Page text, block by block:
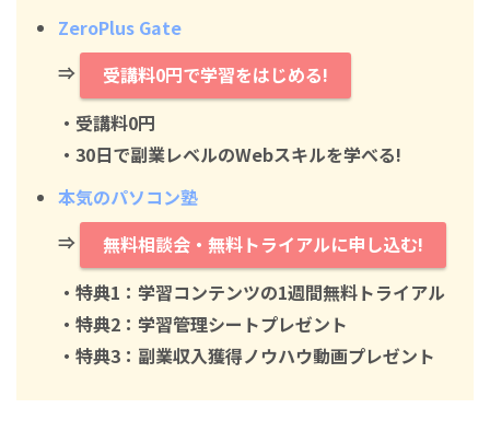
ZeroPlus Gate
⇒
受講料0円で学習をはじめる!
・ 受講料0円
・30日で副業レベルのWebスキルを学べる!
本気のパソコン塾
⇒
無料相談会・無料トライアルに申し込む!
・特典1：学習コンテンツの1週間無料トライアル
・特典2：学習管理シートプレゼント
・特典3：副業収入獲得ノウハウ動画プレゼント